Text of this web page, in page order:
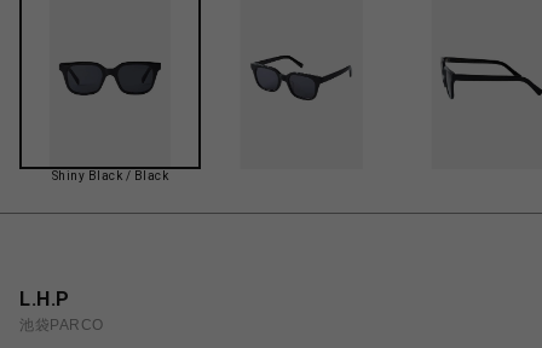
Shiny Black / Black
L.H.P
池袋PARCO